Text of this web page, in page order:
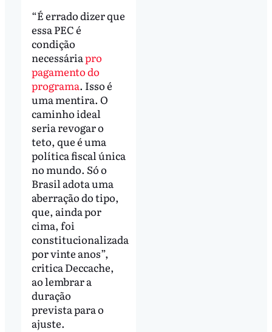
“É errado dizer que
essa PEC é
condição
necessáriapro
pagamento do
programa. Isso é
uma mentira. O
caminho ideal
seria revogar o
teto, que é uma
política fiscal única
no mundo. Só o
Brasil adota uma
aberração do tipo,
que, ainda por
cima, foi
constitucionalizada
por vinte anos”,
critica Deccache,
ao lembrar a
duração
prevista para o
ajuste.